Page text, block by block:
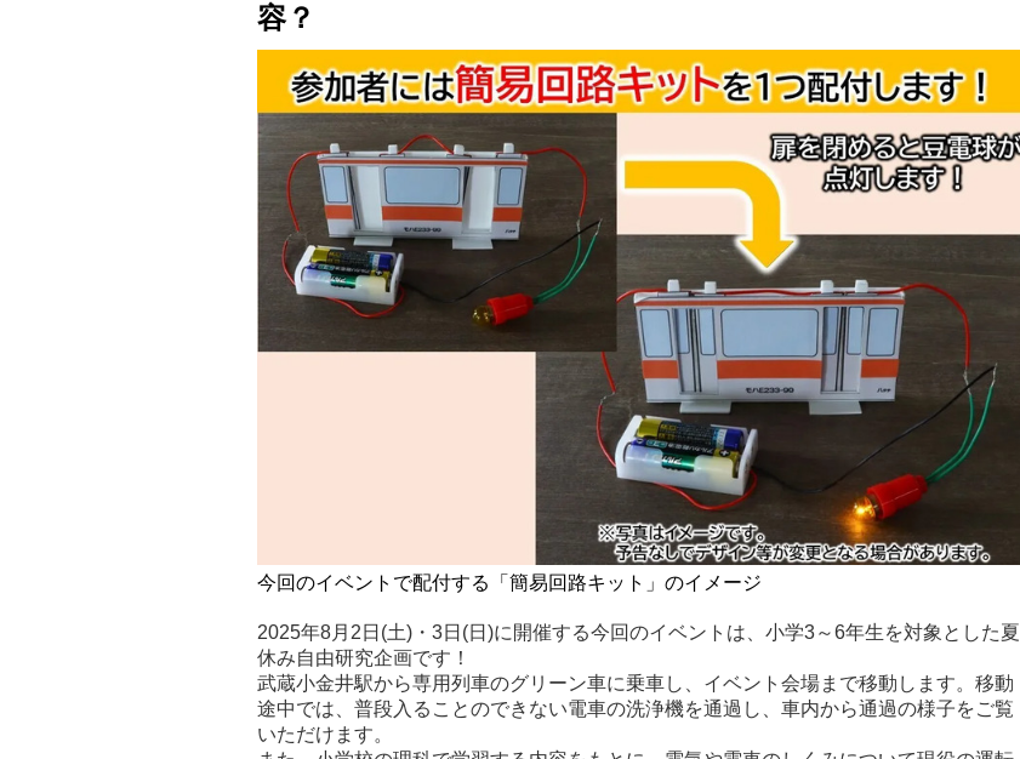
容？
今回のイベントで配付する「簡易回路キット」のイメージ
2025年8月2日(土)・3日(日)に開催する今回のイベントは、小学3～6年生を対象とした夏
休み自由研究企画です！
武蔵小金井駅から専用列車のグリーン車に乗車し、イベント会場まで移動します。移動
途中では、普段入ることのできない電車の洗浄機を通過し、車内から通過の様子をご覧
いただけます。